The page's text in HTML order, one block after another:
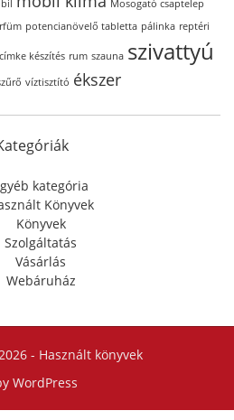
Mosogató csaptelep
potencianövelő tabletta pálinka reptéri
készítés rum szauna szivattyú
víztisztító ékszer
kategória
Könyvek
Könyvek
Szolgáltatás
Vásárlás
Webáruház
- Használt könyvek
WordPress